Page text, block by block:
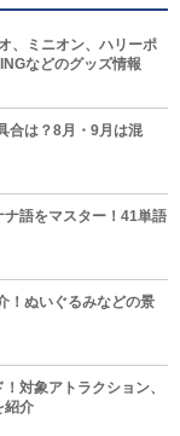
、ミニオン、ハリーポ
などのグッズ情報
合は？8月・9月は混
ナ語をマスター！41単語
！ぬいぐるみなどの景
対象アトラクション、
紹介